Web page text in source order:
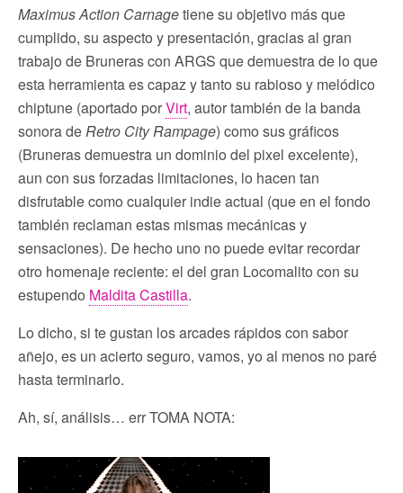
Maximus Action Carnagetiene su objetivo más que
cumplido, su aspecto y presentación, gracias al gran
trabajo de Bruneras con ARGS que demuestra de lo que
esta herramienta es capaz y tanto su rabioso y melódico
chiptune (aportado porVirt, autor también de la banda
sonora deRetro City Rampage) como sus gráficos
(Bruneras demuestra un dominio del pixel excelente),
aun con sus forzadas limitaciones, lo hacen tan
disfrutable como cualquier indie actual (que en el fondo
también reclaman estas mismas mecánicas y
sensaciones). De hecho uno no puede evitar recordar
otro homenaje reciente: el del gran Locomalito con su
estupendo Maldita Castilla.
Lo dicho, si te gustan los arcades rápidos con sabor
añejo, es un acierto seguro, vamos, yo al menos no paré
hasta terminarlo.
Ah, sí, análisis… err TOMA NOTA: